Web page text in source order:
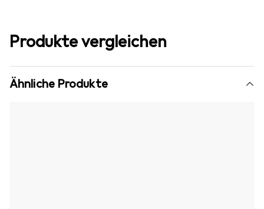
Produkte vergleichen
Ähnliche Produkte